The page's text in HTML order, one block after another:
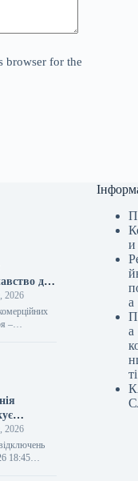
browser for the
до
2026
–
в
2026
18:45
и
а
а
ті